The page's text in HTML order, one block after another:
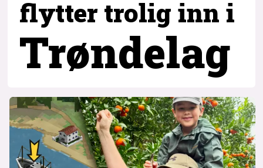
flytter trolig inn i
Trøndelag